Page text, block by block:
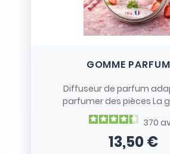
GOMME
Diffuseur de parfum
parfumer des pièces La
370
Prix
13,50 €